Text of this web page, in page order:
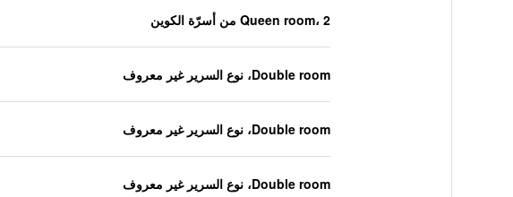
Queen room، 2 من أسرّة الكوين
Double room، نوع السرير غير معروف
Double room، نوع السرير غير معروف
Double room، نوع السرير غير معروف